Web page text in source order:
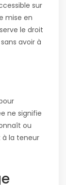
sur
mise en
le droit
avoir à
ne signifie
ou
la teneur